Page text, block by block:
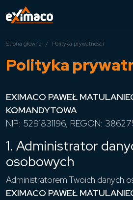
Strona główna Polityka prywatności
Polityka
EXIMACO PAWEŁ
KOMANDYTOWA
NIP: 5291831196, REGON:
1. Administrator
osobowych
Administratorem Twoich danych
EXIMACO PAWEŁ